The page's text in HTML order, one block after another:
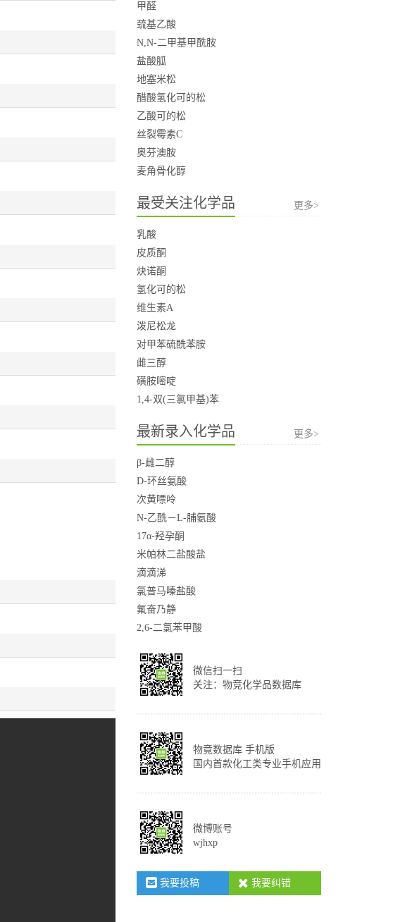
甲醛
巯基乙酸
N,N-二甲基甲酰胺
盐酸胍
地塞米松
醋酸氢化可的松
乙酸可的松
丝裂霉素C
奥芬澳胺
麦角骨化醇
最受关注化学品 更多>
乳酸
皮质酮
炔诺酮
氢化可的松
维生素A
泼尼松龙
对甲苯硫酰苯胺
雌三醇
磺胺嘧啶
1,4-双(三氯甲基)苯
最新录入化学品 更多>
β-雌二醇
D-环丝氨酸
次黄嘌呤
N-乙酰－L-脯氨酸
17α-羟孕酮
米帕林二盐酸盐
滴滴涕
氯普马嗪盐酸
氟奋乃静
2,6-二氯苯甲酸
微信扫一扫
关注：物竞化学品数据库
物竟数据库 手机版
国内首款化工类专业手机应用
微博账号
wjhxp
我要投稿 我要纠错